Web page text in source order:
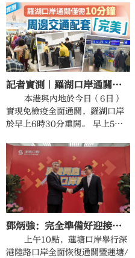
品牌的需求飆升。
記者實測｜羅湖口岸通關僅需10分鐘 周邊交通配套「完美」
本港與內地於今日（6日）
實現免檢疫全面通關，羅湖口岸
於早上6時30分重開。 早上5時3
往羅湖站，列車行駛26分鐘，於
早上6時01分抵達港鐵羅湖站。
鄧炳強：完全準備好迎接內地旅客
上午10點，蓮塘口岸舉行深
港陸路口岸全面恢復通關暨蓮塘/